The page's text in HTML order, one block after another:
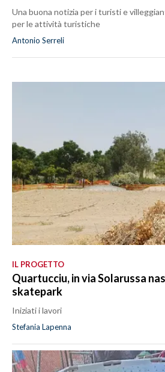
Una buona notizia per i turisti e
per le attività turistiche
Antonio Serreli
IL PROGETTO
Quartucciu, in via Solarussa
skatepark
Iniziati i lavori
Stefania Lapenna